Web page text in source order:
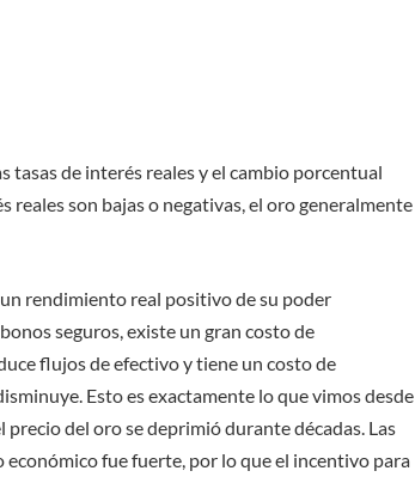
de interés reales y el cambio porcentual
reales son bajas o negativas, el oro generalmente
rendimiento real positivo de su poder
seguros, existe un gran costo de
flujos de efectivo y tiene un costo de
Esto es exactamente lo que vimos desde
del oro se deprimió durante décadas. Las
fue fuerte, por lo que el incentivo para